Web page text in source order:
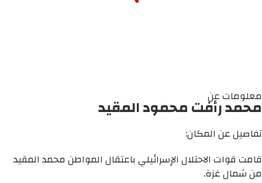
معلومات عن
محمد رأفت محمود المقيد
تفاصيل عن المكان:
قامت قوات الاحتلال الإسرائيلي باعتقال المواطن محمد المقيد
من شمال غزة.